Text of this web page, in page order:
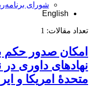
شورای
English
تعداد مقالات: 1
امکان صدور حکم
نهادهای داوری
متحدۀ امریکا و